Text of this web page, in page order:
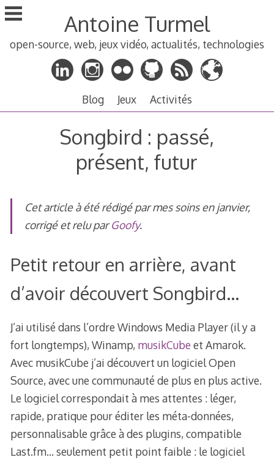
Aller
au
principal
Antoine Turmel
open-source, web, jeux vidéo, actualités, technologies
Blog Jeux Activités
Songbird : passé,
présent, futur
Cet article à été rédigé par mes soins en janvier,
corrigé et relu parGoofy.
Petit retour en arrière, avant
d’avoir découvert Songbird…
J’ai utilisé dans l’ordre Windows Media Player (il y a
fort longtemps), Winamp, musikCube et Amarok.
Avec musikCube j’ai découvert un logiciel Open
Source, avec une communauté de plus en plus active.
Le logiciel correspondait à mes attentes : léger,
rapide, pratique pour éditer les méta-données,
personnalisable grâce à des plugins, compatible
Last.fm… seulement petit point faible : le logiciel